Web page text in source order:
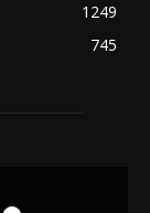
1249
745